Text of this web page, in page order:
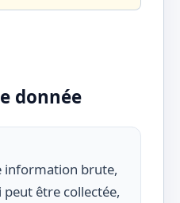
donnée
information brute,
être collectée,